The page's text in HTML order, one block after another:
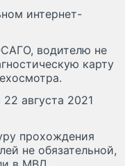
интернет-
водителю не
карту
августа 2021
прохождения
не обязательной,